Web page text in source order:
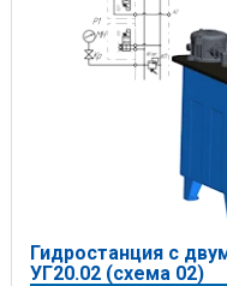
Гидростанция c
УГ20.02 (схема 02)